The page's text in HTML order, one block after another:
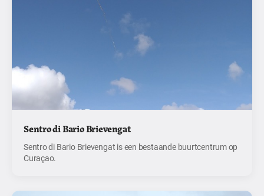
Sentro di Bario Brievengat
Sentro di Bario Brievengat is een bestaande buurtcentrum op
Curaçao.